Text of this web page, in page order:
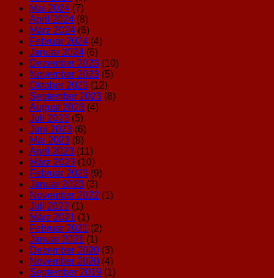
Mai 2024 (7)
April 2024 (8)
März 2024 (6)
Februar 2024 (4)
Januar 2024 (6)
Dezember 2023 (10)
November 2023 (5)
Oktober 2023 (12)
September 2023 (8)
August 2023 (4)
Juli 2023 (5)
Juni 2023 (6)
Mai 2023 (8)
April 2023 (11)
März 2023 (10)
Februar 2023 (9)
Januar 2023 (3)
November 2022 (1)
Juli 2022 (1)
März 2021 (1)
Februar 2021 (2)
Januar 2021 (1)
Dezember 2020 (3)
November 2020 (4)
September 2019 (1)